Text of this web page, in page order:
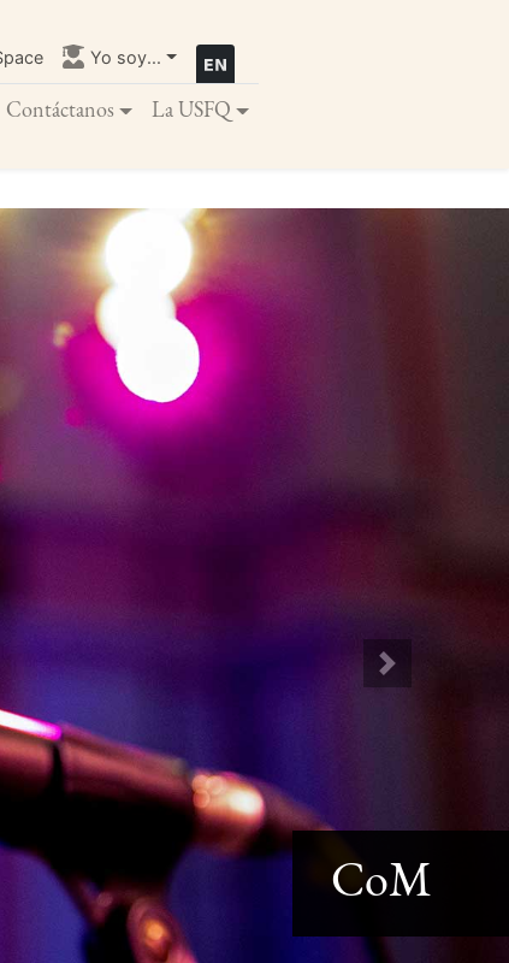
Yo soy...
Contáctanos La USFQ
Next
CoM